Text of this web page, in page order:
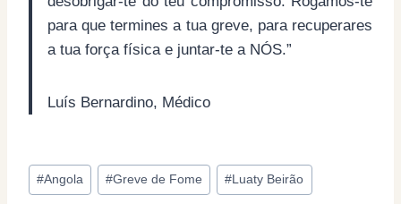
para que termines a tua greve, para recuperares
a tua força física e juntar-te a NÓS.”
Luís Bernardino, Médico
Post
Tags:
#Angola #Greve de Fome #Luaty Beirão